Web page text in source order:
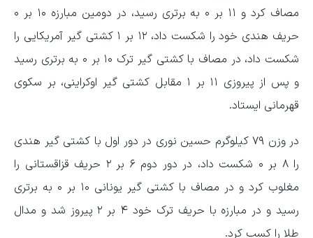
مصاف کرد و ۱۱ بر ۰ به برتری رسید، در دومین مبارزه ۱۰ بر ۰
حریف هندی خود را شکست داد، ۱۲ بر ۱ کشتی گیر آمریکایی را
شکست داد، در مصاف با کشتی گیر ترک ۱۰ بر ۰ به برتری رسید
و پس از پیروزی ۱۱ بر ۱ مقابل کشتی گیر اوکراینی، بر سکوی
قهرمانی ایستاد.
در وزن ۷۹ کیلوگرم حسین نوری در دور اول با کشتی گیر هندی
را ۸ بر ۰ شکست داد، در دور دوم ۶ بر ۲ حریف قزاقستانی را
مغلوب کرد و در مصاف با کشتی گیر یونانی ۱۰ بر ۰ به برتری
رسید و در مبارزه با حریف ترک خود ۴ بر ۲ پیروز شد و مدال
طلا را کسب کرد.